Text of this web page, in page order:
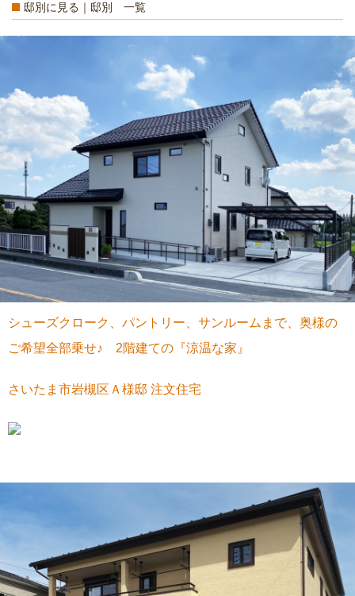
邸別に見る｜邸別 一覧
シューズクローク、パントリー、サンルームまで、奥様の
ご希望全部乗せ♪ 2階建ての『涼温な家』
さいたま市岩槻区Ａ様邸 注文住宅